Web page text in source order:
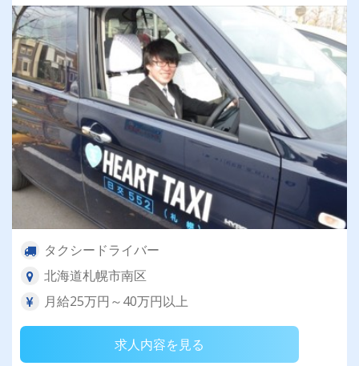
タクシードライバー
北海道札幌市南区
月給25万円～40万円以上
求人内容を見る